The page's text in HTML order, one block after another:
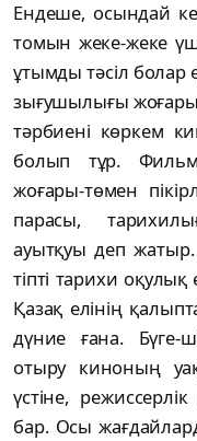
Ендеше, осындай
томын жеке-жеке
ұтымды тә­сіл болар
зы­ғушылығы
тәрбиені көркем
болып тұр.
жоғары-төмен
парасы,
ауытқуы деп
тіпті та­рихи оқулық
Қазақ елінің
дүние ғана. Бүге-
отыру киноның
үстіне,
бар. Осы